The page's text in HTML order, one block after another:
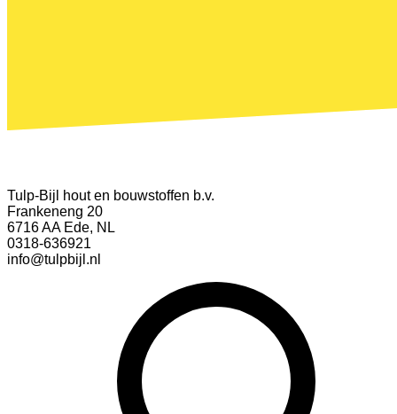
Tulp-Bijl hout en bouwstoffen b.v.
Frankeneng 20
6716 AA Ede, NL
0318-636921
info@tulpbijl.nl